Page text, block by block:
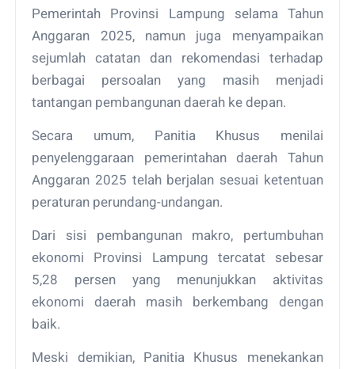
Pemerintah Provinsi Lampung selama Tahun
Anggaran 2025, namun juga menyampaikan
sejumlah catatan dan rekomendasi terhadap
berbagai persoalan yang masih menjadi
tantangan pembangunan daerah ke depan.
Secara umum, Panitia Khusus menilai
penyelenggaraan pemerintahan daerah Tahun
Anggaran 2025 telah berjalan sesuai ketentuan
peraturan perundang-undangan.
Dari sisi pembangunan makro, pertumbuhan
ekonomi Provinsi Lampung tercatat sebesar
5,28 persen yang menunjukkan aktivitas
ekonomi daerah masih berkembang dengan
baik.
Meski demikian, Panitia Khusus menekankan